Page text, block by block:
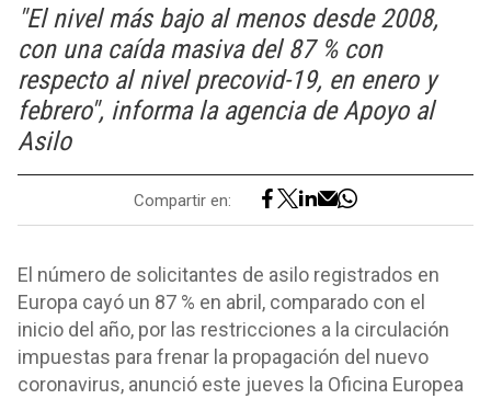
"El nivel más bajo al menos desde 2008,
con una caída masiva del 87 % con
respecto al nivel precovid-19, en enero y
febrero", informa la agencia de Apoyo al
Asilo
Compartir en:
El número de solicitantes de asilo registrados en
Europa cayó un 87 % en abril, comparado con el
inicio del año, por las restricciones a la circulación
impuestas para frenar la propagación del nuevo
coronavirus, anunció este jueves la Oficina Europea